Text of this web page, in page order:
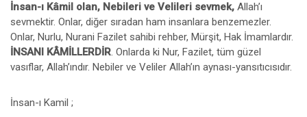
İnsan-ı Kâmil olan, Nebileri ve Velileri sevmek, Allah’ı
sevmektir. Onlar, diğer sıradan ham insanlara benzemezler.
Onlar, Nurlu, Nurani Fazilet sahibi rehber, Mürşit, Hak İmamlardır.
İNSANI KÂMİLLERDİR. Onlarda ki Nur, Fazilet, tüm güzel
vasıflar, Allah’ındır. Nebiler ve Veliler Allah’ın aynası-yansıtıcısıdır.
İnsan-ı Kamil ;